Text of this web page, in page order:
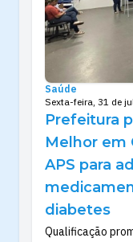
Saúde
Sexta-feira, 31 de
Prefeitura
Melhor em
APS para
diabetes
Qualificação